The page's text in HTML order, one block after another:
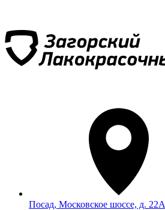
Посад, Московское шоссе, д. 22А